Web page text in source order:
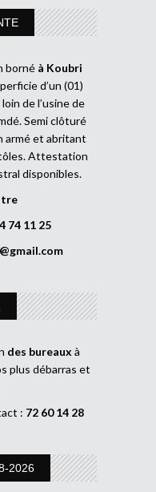
borné à Koubri
d’un (01)
de l’usine de
Semi clôturé
armé et abritant
Attestation
disponibles.
74 11 25
des bureaux à
plus débarras et
: 72 60 14 28
2026